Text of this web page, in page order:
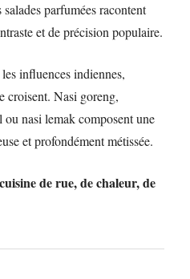
parfumées racontent
et de précision populaire.
influences indiennes,
croisent. Nasi goreng,
ou nasi lemak composent une
et profondément métissée.
de rue, de chaleur, de